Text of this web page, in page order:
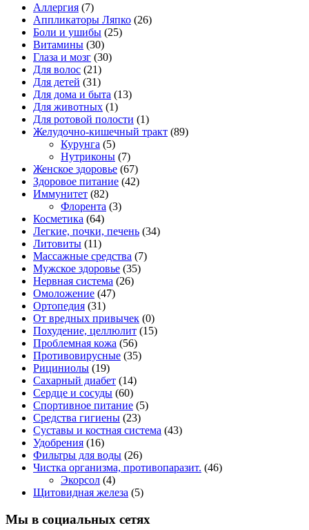
Аллергия (7)
Аппликаторы Ляпко (26)
Боли и ушибы (25)
Витамины (30)
Глаза и мозг (30)
Для волос (21)
Для детей (31)
Для дома и быта (13)
Для животных (1)
Для ротовой полости (1)
Желудочно-кишечный тракт (89)
Курунга (5)
Нутриконы (7)
Женское здоровье (67)
Здоровое питание (42)
Иммунитет (82)
Флорента (3)
Косметика (64)
Легкие, почки, печень (34)
Литовиты (11)
Массажные средства (7)
Мужское здоровье (35)
Нервная система (26)
Омоложение (47)
Ортопедия (31)
От вредных привычек (0)
Похудение, целлюлит (15)
Проблемная кожа (56)
Противовирусные (35)
Рициниолы (19)
Сахарный диабет (14)
Сердце и сосуды (60)
Спортивное питание (5)
Средства гигиены (23)
Суставы и костная система (43)
Удобрения (16)
Фильтры для воды (26)
Чистка организма, противопаразит. (46)
Экорсол (4)
Щитовидная железа (5)
Мы в социальных сетях